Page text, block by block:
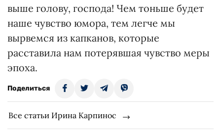
выше голову, господа! Чем тоньше будет
наше чувство юмора, тем легче мы
вырвемся из капканов, которые
расставила нам потерявшая чувство меры
эпоха.
Поделиться
Все статьи Ирина Карпинос